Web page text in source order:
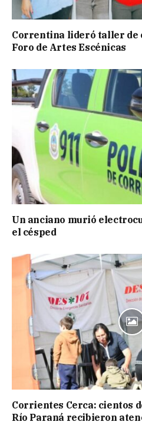
Correntina lideró taller de
Foro de Artes Escénicas
Un anciano murió
el césped
Corrientes Cerca: cientos
Río Paraná recibieron